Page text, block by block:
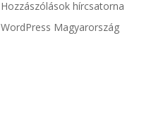
Hozzászólások hírcsatorna
WordPress Magyarország